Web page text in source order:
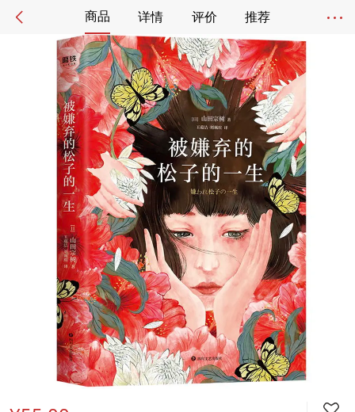
商品 详情 评价 推荐